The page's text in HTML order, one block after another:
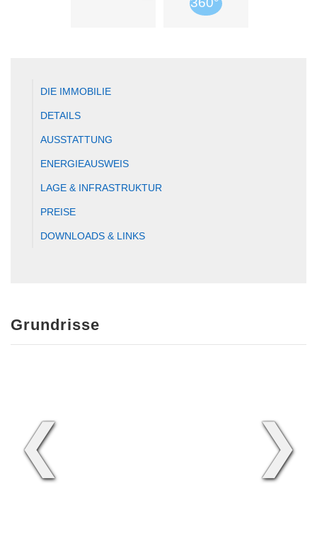
DIE IMMOBILIE
DETAILS
AUSSTATTUNG
ENERGIEAUSWEIS
LAGE & INFRASTRUKTUR
PREISE
DOWNLOADS & LINKS
Grundrisse
❮ ❯